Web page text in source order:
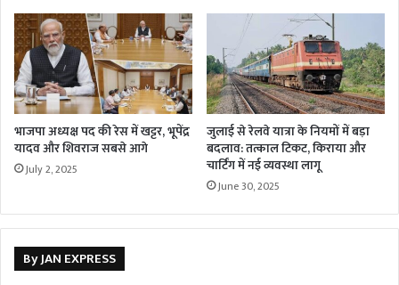
भाजपा अध्यक्ष पद की रेस में खट्टर, भूपेंद्र
यादव और शिवराज सबसे आगे
July 2, 2025
जुलाई से रेलवे यात्रा के नियमों में बड़ा
बदलाव: तत्काल टिकट, किराया और
चार्टिंग में नई व्यवस्था लागू
June 30, 2025
By JAN EXPRESS